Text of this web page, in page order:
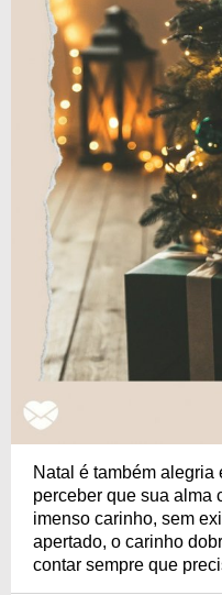
Natal é também alegria
perceber que sua alma
imenso carinho, sem
apertado, o carinho
contar sempre que